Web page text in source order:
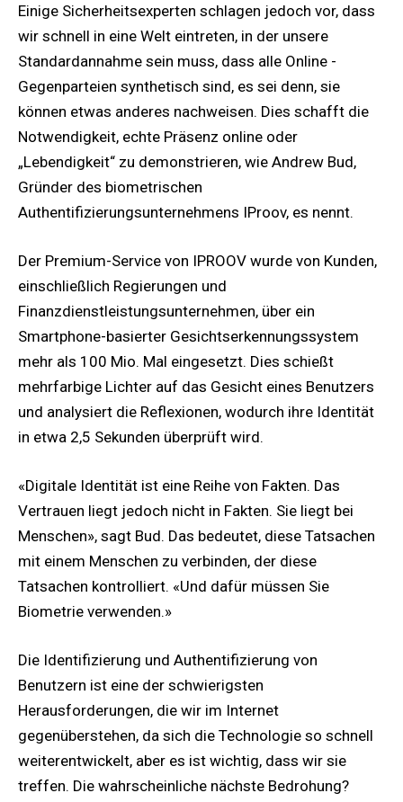
Einige Sicherheitsexperten schlagen jedoch vor, dass
wir schnell in eine Welt eintreten, in der unsere
Standardannahme sein muss, dass alle Online -
Gegenparteien synthetisch sind, es sei denn, sie
können etwas anderes nachweisen. Dies schafft die
Notwendigkeit, echte Präsenz online oder
„Lebendigkeit“ zu demonstrieren, wie Andrew Bud,
Gründer des biometrischen
Authentifizierungsunternehmens IProov, es nennt.
Der Premium-Service von IPROOV wurde von Kunden,
einschließlich Regierungen und
Finanzdienstleistungsunternehmen, über ein
Smartphone-basierter Gesichtserkennungssystem
mehr als 100 Mio. Mal eingesetzt. Dies schießt
mehrfarbige Lichter auf das Gesicht eines Benutzers
und analysiert die Reflexionen, wodurch ihre Identität
in etwa 2,5 Sekunden überprüft wird.
«Digitale Identität ist eine Reihe von Fakten. Das
Vertrauen liegt jedoch nicht in Fakten. Sie liegt bei
Menschen», sagt Bud. Das bedeutet, diese Tatsachen
mit einem Menschen zu verbinden, der diese
Tatsachen kontrolliert. «Und dafür müssen Sie
Biometrie verwenden.»
Die Identifizierung und Authentifizierung von
Benutzern ist eine der schwierigsten
Herausforderungen, die wir im Internet
gegenüberstehen, da sich die Technologie so schnell
weiterentwickelt, aber es ist wichtig, dass wir sie
treffen. Die wahrscheinliche nächste Bedrohung?